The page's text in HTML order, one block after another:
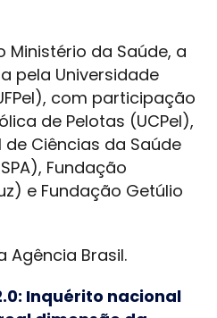
da Saúde, a
pela Universidade
com participação
de Pelotas (UCPel),
de Ciências da Saúde
Fundação
e Fundação Getúlio
Agência Brasil.
Inquérito nacional